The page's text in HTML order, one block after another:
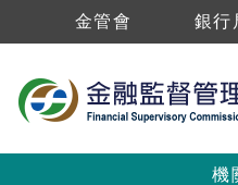
跳到主要內容區塊
金管會 銀行
機